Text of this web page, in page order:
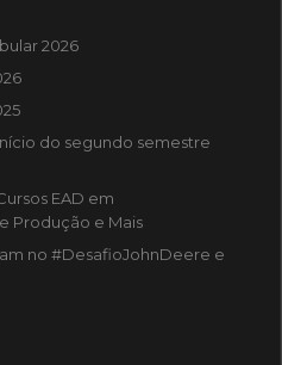
2026
do segundo semestre
EAD em
Produção e Mais
no #DesafioJohnDeere e